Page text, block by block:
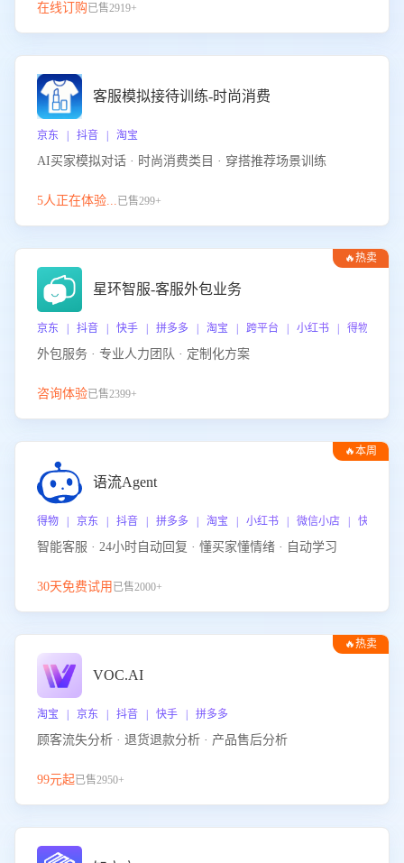
在线订购已售2919+
客服模拟接待训练-时尚消费
京东 | 抖音 | 淘宝
AI买家模拟对话 · 时尚消费类目 · 穿搭推荐场景训练
5人正在体验...已售299+
🔥热卖
星环智服-客服外包业务
京东 | 抖音 | 快手 | 拼多多 | 淘宝 | 跨平台 | 小红书 | 得物 | 企
外包服务 · 专业人力团队 · 定制化方案
咨询体验已售2399+
🔥本周
语流Agent
得物 | 京东 | 抖音 | 拼多多 | 淘宝 | 小红书 | 微信小店 | 快手 |
智能客服 · 24小时自动回复 · 懂买家懂情绪 · 自动学习
30天免费试用 已售2000+
🔥热卖
VOC.AI
淘宝 | 京东 | 抖音 | 快手 | 拼多多
顾客流失分析 · 退货退款分析 · 产品售后分析
99元起已售2950+